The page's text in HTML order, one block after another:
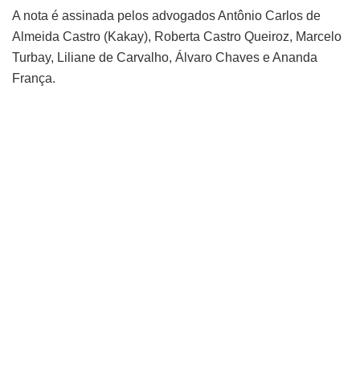
A nota é assinada pelos advogados Antônio Carlos de
Almeida Castro (Kakay), Roberta Castro Queiroz, Marcelo
Turbay, Liliane de Carvalho, Álvaro Chaves e Ananda
França.